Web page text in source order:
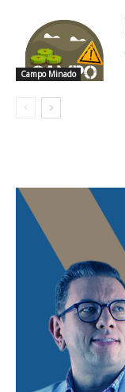
Campo Minado